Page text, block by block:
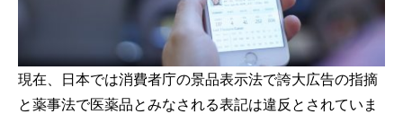
現在、日本では消費者庁の景品表示法で誇大広告の指摘
と薬事法で医薬品とみなされる表記は違反とされていま